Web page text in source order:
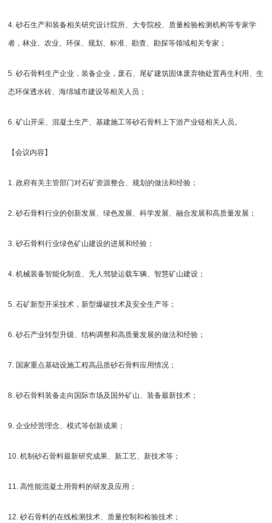
4. 砂石生产和装备相关研究设计院所、大专院校、质量检验检测机构等专家学
者，林业、农业、环保、规划、标准、勘查、勘探等领域相关专家；
5. 砂石骨料生产企业，装备企业，废石、 尾矿建筑固体废弃物处置再生利用、生
态环保透水砖、海绵城市建设等相关人员；
6. 矿山开采、混凝土生产、基建施工等砂石骨料上下游产业链相关人员。
【会议内容】
1. 政府有关主管部门对石矿资源整合、规划的做法和经验；
2. 砂石骨料行业的创新发展、绿色发展、科学发展、融合发展和高质量发展；
3. 砂石骨料行业绿色矿山建设的进展和经验；
4. 机械装备智能化制造、无人驾驶运载车辆、智慧矿山建设；
5. 石矿新型开采技术，新型爆破技术及安全生产等；
6. 砂石产业转型升级、结构调整和高质量发展的做法和经验；
7. 国家重点基础设施工程高品质砂石骨料应用情况；
8. 砂石骨料装备走向国际市场及国外矿山、装备最新技术；
9. 企业经营理念、模式等创新成果；
10. 机制砂石骨料最新研究成果、新工艺、新技术等；
11. 高性能混凝土用骨料的研发及应用；
12. 砂石骨料的在线检测技术、质量控制和检验技术；